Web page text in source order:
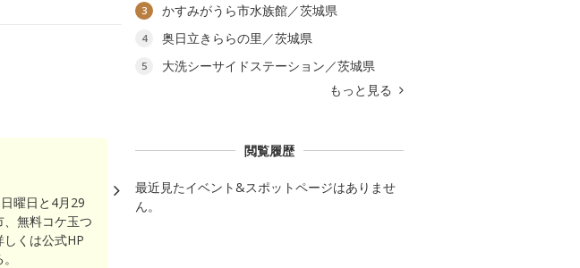
曜日と4月29
無料コケ玉つ
くは公式HP
3 かすみがうら市水族館／茨城県
4 奥日立きららの里／茨城県
5
大洗シーサイドステーション／茨城県
もっと見る
閲覧履歴
最近見たイベント&スポットページはありませ
ん。